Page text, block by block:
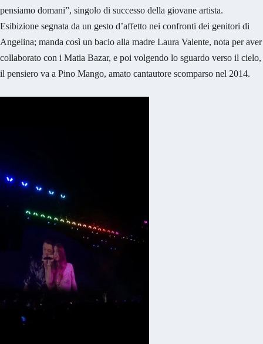
pensiamo domani”, singolo di successo della giovane artista.
Esibizione segnata da un gesto d’affetto nei confronti dei genitori di
Angelina; manda così un bacio alla madre Laura Valente, nota per aver
collaborato con i Matia Bazar, e poi volgendo lo sguardo verso il cielo,
il pensiero va a Pino Mango, amato cantautore scomparso nel 2014.